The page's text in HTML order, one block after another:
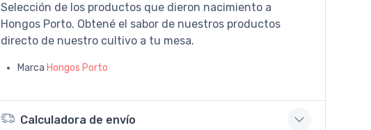
Selección de los productos que dieron nacimiento a
Hongos Porto. Obtené el sabor de nuestros productos
directo de nuestro cultivo a tu mesa.
Marca Hongos Porto
Calculadora de envío